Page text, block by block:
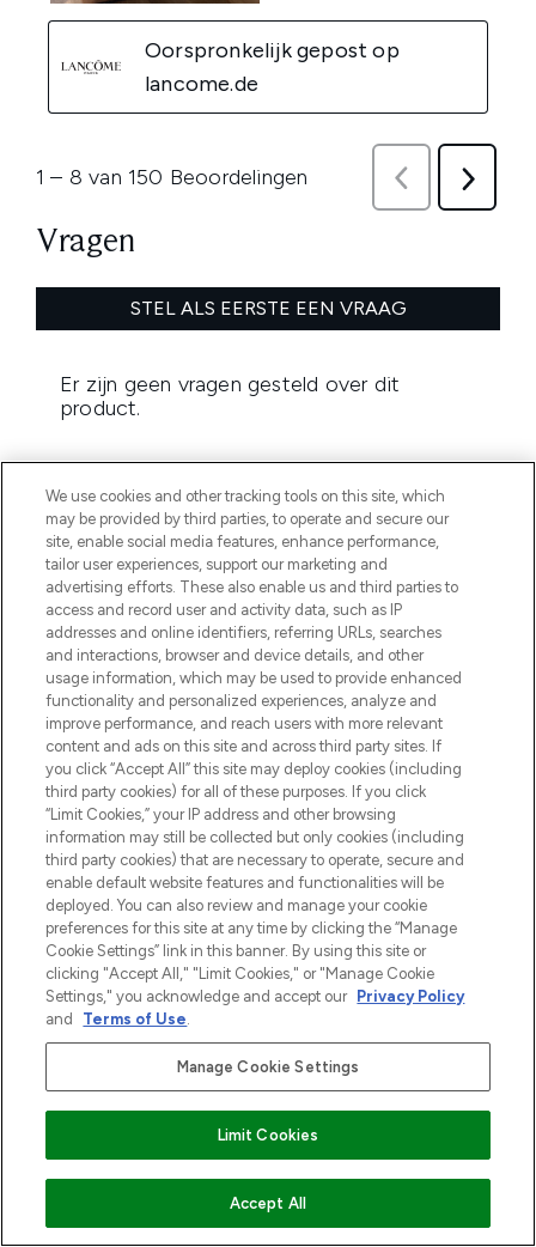
VOEG TOE AAN WINKELMANDJE
MELD JE AAN VOOR ONZE NIEUWSBRIEF
AANMELDEN
LOOKFANTASTIC is de ultieme online
beautybestemming van Europa, met de
beste huidverzorging, haarproducten en
make-up van meer dan 200 topmerken.
Shop online of via de app, met gratis
verzending vanaf €40.
Cookie-toestemming
Do Not Sell or Share My Personal
Information
HELP & INFORMATIE
We use cookies and other tracking tools on this site, which
may be provided by third parties, to operate and secure our
site, enable social media features, enhance performance,
tailor user experiences, support our marketing and
advertising efforts. These also enable us and third parties to
access and record user and activity data, such as IP
addresses and online identifiers, referring URLs, searches
and interactions, browser and device details, and other
usage information, which may be used to provide enhanced
functionality and personalized experiences, analyze and
improve performance, and reach users with more relevant
content and ads on this site and across third party sites. If
you click “Accept All” this site may deploy cookies (including
third party cookies) for all of these purposes. If you click
“Limit Cookies,” your IP address and other browsing
information may still be collected but only cookies (including
third party cookies) that are necessary to operate, secure and
enable default website features and functionalities will be
deployed. You can also review and manage your cookie
preferences for this site at any time by clicking the “Manage
Cookie Settings” link in this banner. By using this site or
clicking "Accept All," "Limit Cookies," or "Manage Cookie
Settings," you acknowledge and accept our Privacy Policy
and
Terms of Use.
Manage Cookie Settings
Limit Cookies
Accept All